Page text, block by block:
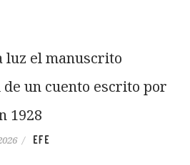
luz el manuscrito
un cuento escrito por
1928
/ EFE